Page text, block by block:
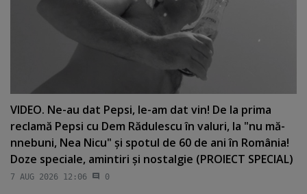
VIDEO. Ne-au dat Pepsi, le-am dat vin! De la prima
reclamă Pepsi cu Dem Rădulescu în valuri, la "nu mă-
nnebuni, Nea Nicu" şi spotul de 60 de ani în România!
Doze speciale, amintiri şi nostalgie (PROIECT SPECIAL)
7 AUG 2026 12:06 0